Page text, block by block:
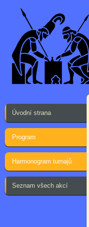
Úvodní strana
Program
Harmonogram turnajů
Seznam všech akcí